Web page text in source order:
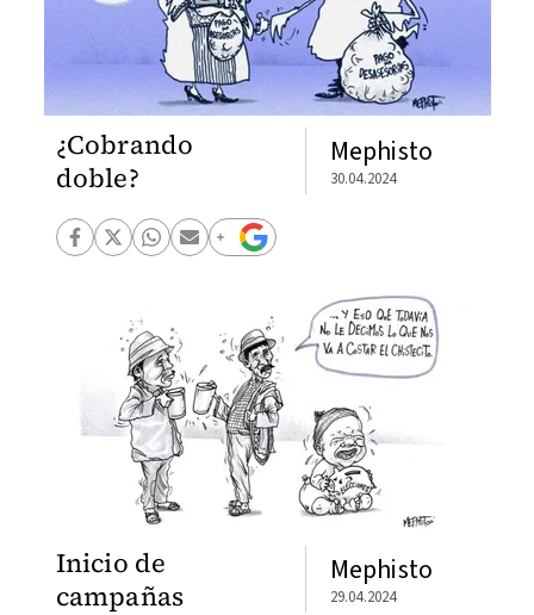
¿Cobrando
doble?
Mephisto
30.04.2024
Inicio de
campañas
Mephisto
29.04.2024